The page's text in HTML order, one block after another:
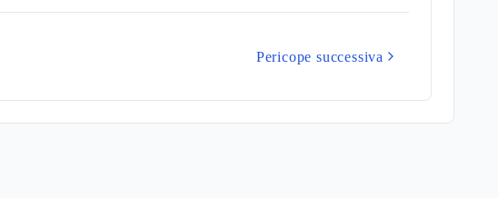
Pericope successiva